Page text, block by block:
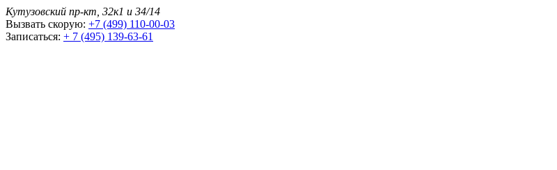
Кутузовский пр-кт, 32к1 и 34/14
Вызвать скорую: +7 (499) 110-00-03
Записаться: + 7 (495) 139-63-61